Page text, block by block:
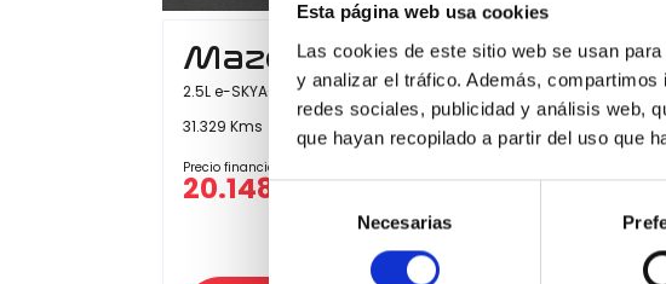
Esta página web usa cookies
Las cookies de este sitio web se usan
y analizar el tráfico. Además,
redes sociales, publicidad y análisis web,
que hayan recopilado a partir del uso que
Selección
consentimiento
Necesarias
Mazda 3
2.5L e-SKYACTIV G MHEV 103kW (140CV) 6MT FWD Centre-line
31.329 Kms
Manual Gasolina
Precio financiado 100%
20.148€ Desde